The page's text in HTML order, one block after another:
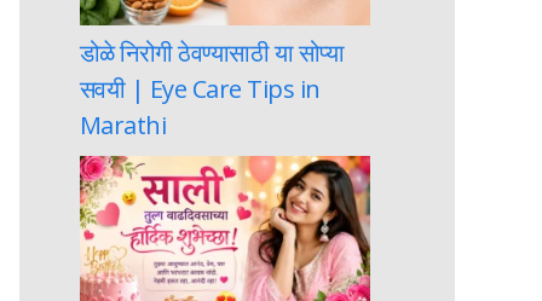
डोळे निरोगी ठेवण्यासाठी या सोप्या
सवयी | Eye Care Tips in
Marathi